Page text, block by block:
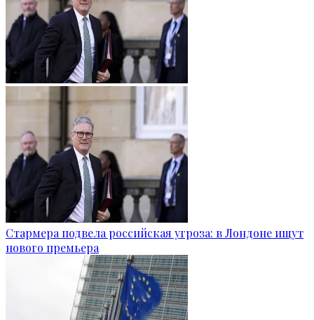
Стармера подвела российская угроза: в Лондоне ищут
нового премьера